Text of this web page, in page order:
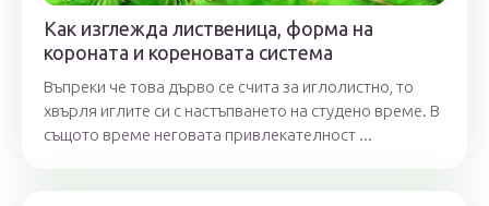
Как изглежда лиственица, форма на
короната и кореновата система
Въпреки че това дърво се счита за иглолистно, то
хвърля иглите си с настъпването на студено време. В
същото време неговата привлекателност ...